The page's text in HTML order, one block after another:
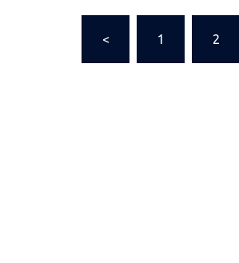
άρθρων
< 1 2